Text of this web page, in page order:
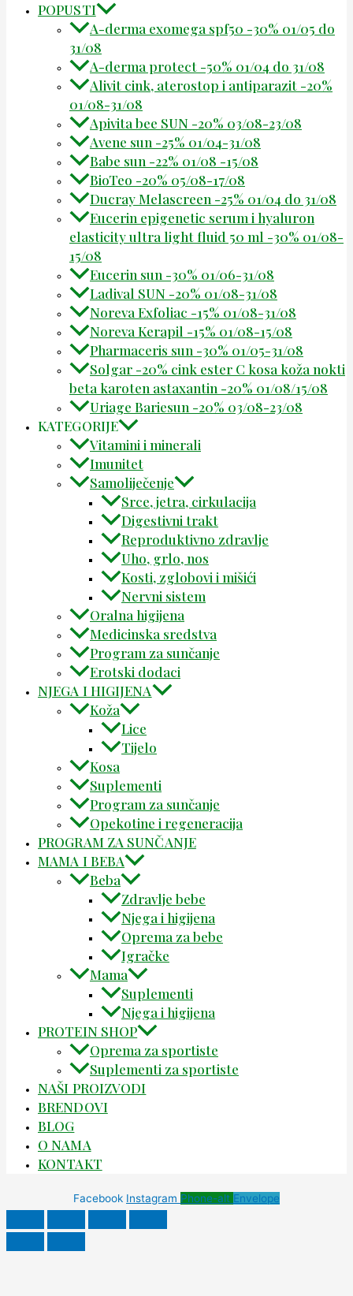
POPUSTI
A-derma exomega spf50 -30% 01/05 do
31/08
A-derma protect -50% 01/04 do 31/08
Alivit cink, aterostop i antiparazit -20%
01/08-31/08
Apivita bee SUN -20% 03/08-23/08
Avene sun -25% 01/04-31/08
Babe sun -22% 01/08 -15/08
BioTeo -20% 05/08-17/08
Ducray Melascreen -25% 01/04 do 31/08
Eucerin epigenetic serum i hyaluron
elasticity ultra light fluid 50 ml -30% 01/08-
15/08
Eucerin sun -30% 01/06-31/08
Ladival SUN -20% 01/08-31/08
Noreva Exfoliac -15% 01/08-31/08
Noreva Kerapil -15% 01/08-15/08
Pharmaceris sun -30% 01/05-31/08
Solgar -20% cink ester C kosa koža nokti
beta karoten astaxantin -20% 01/08/15/08
Uriage Bariesun -20% 03/08-23/08
KATEGORIJE
Vitamini i minerali
Imunitet
Samoliječenje
Srce, jetra, cirkulacija
Digestivni trakt
Reproduktivno zdravlje
Uho, grlo, nos
Kosti, zglobovi i mišići
Nervni sistem
Oralna higijena
Medicinska sredstva
Program za sunčanje
Erotski dodaci
NJEGA I HIGIJENA
Koža
Lice
Tijelo
Kosa
Suplementi
Program za sunčanje
Opekotine i regeneracija
PROGRAM ZA SUNČANJE
MAMA I BEBA
Beba
Zdravlje bebe
Njega i higijena
Oprema za bebe
Igračke
Mama
Suplementi
Njega i higijena
PROTEIN SHOP
Oprema za sportiste
Suplementi za sportiste
NAŠI PROIZVODI
BRENDOVI
BLOG
O NAMA
KONTAKT
Facebook Instagram Phone-alt Envelope